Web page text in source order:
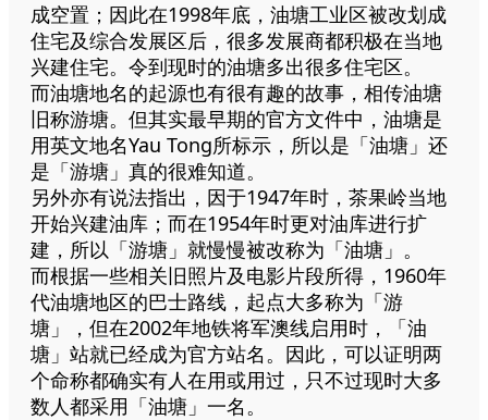
成空置；因此在1998年底，油塘工业区被改划成
住宅及综合发展区后，很多发展商都积极在当地
兴建住宅。令到现时的油塘多出很多住宅区。
而油塘地名的起源也有很有趣的故事，相传油塘
旧称游塘。但其实最早期的官方文件中，油塘是
用英文地名Yau Tong所标示，所以是「油塘」还
是「游塘」真的很难知道。
另外亦有说法指出，因于1947年时，茶果岭当地
开始兴建油库；而在1954年时更对油库进行扩
建，所以「游塘」就慢慢被改称为「油塘」。
而根据一些相关旧照片及电影片段所得，1960年
代油塘地区的巴士路线，起点大多称为「游
塘」，但在2002年地铁将军澳线启用时，「油
塘」站就已经成为官方站名。因此，可以证明两
个命称都确实有人在用或用过，只不过现时大多
数人都采用「油塘」一名。